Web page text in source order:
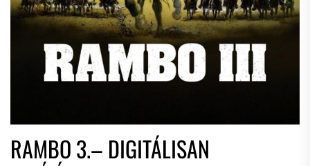
RAMBO 3.– DIGITÁLISAN